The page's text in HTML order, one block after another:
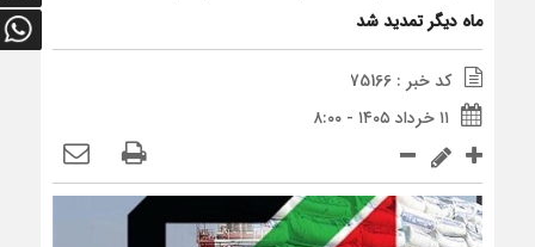
ماه دیگر تمدید شد
کد خبر : 75166
۱۱ خرداد ۱۴۰۵ - ۸:۰۰